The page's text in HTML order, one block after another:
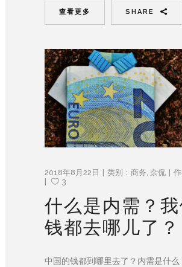
查看更多 SHARE
2018年8月22日 类别： 商务, 杂侃 作
3
什么是内需？
钱都去哪儿了？
中国的钱都到哪里去了？内需是什么